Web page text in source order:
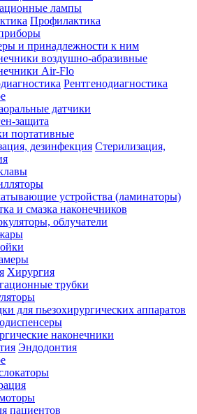
лампы
Профилактика
и принадлежности к ним
воздушно-абразивные
Air-Flo
Рентгенодиагностика
датчики
защита
портативные
Стерилизация,
устройства (ламинаторы)
и смазка наконечников
облучатели
Хирургия
трубки
для пьезохирургических аппаратов
наконечники
Эндодонтия
пациентов